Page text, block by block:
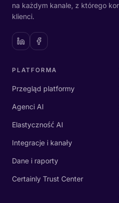
na każdym kanale, z którego
klienci.
PLATFORMA
Przegląd platformy
Agenci AI
Elastyczność AI
Integracje i kanały
Dane i raporty
Certainly Trust Center